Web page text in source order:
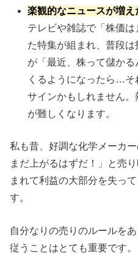
楽観的なニュースが増え
テレビや雑誌で「株価
た特集が組まれ、普段
が「最近、株って儲か
くるようになったら…そ
サインかもしれません
が難しくなります。
私も昔、好調な化学メーカ
まだ上がるはずだ！」と売
まれて利益の大部分を失っ
す。
自分なりの売りのルールを
従うことはとても重要です。